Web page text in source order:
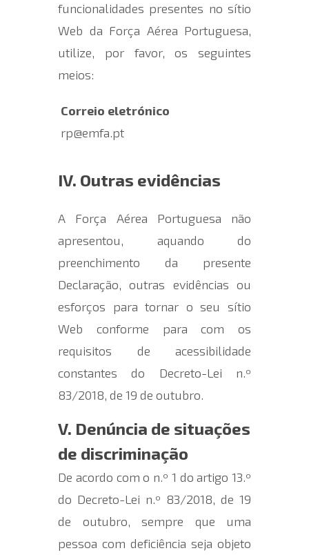
funcionalidades presentes no sítio
Web da Força Aérea Portuguesa,
utilize, por favor, os seguintes
meios:
Correio eletrónico
rp@emfa.pt
IV. Outras evidências
A Força Aérea Portuguesa não
apresentou, aquando do
preenchimento da presente
Declaração, outras evidências ou
esforços para tornar o seu sítio
Web conforme para com os
requisitos de acessibilidade
constantes do Decreto-Lei n.º
83/2018, de 19 de outubro.
V. Denúncia de situações
de discriminação
De acordo com o n.º 1 do artigo 13.º
do Decreto-Lei n.º 83/2018, de 19
de outubro, sempre que uma
pessoa com deficiência seja objeto